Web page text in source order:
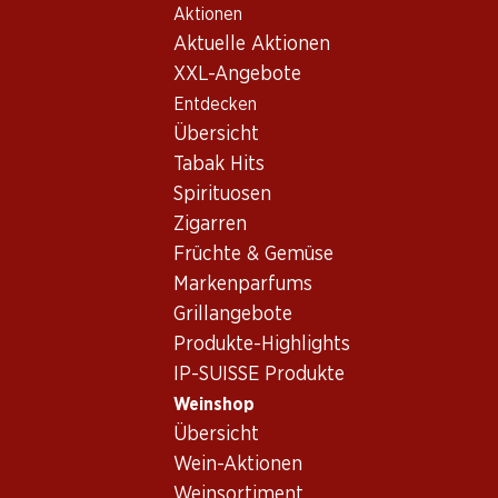
Aktionen
Aktuelle Aktionen
XXL-Angebote
Entdecken
Übersicht
Tabak Hits
Spirituosen
Zigarren
Früchte & Gemüse
Markenparfums
Grillangebote
Produkte-Highlights
IP-SUISSE Produkte
Weinshop
Übersicht
Wein-Aktionen
Weinwissen
Länder und Regionen
Neuseeland
Neuseeland – Junge,
neue Weinwelt im